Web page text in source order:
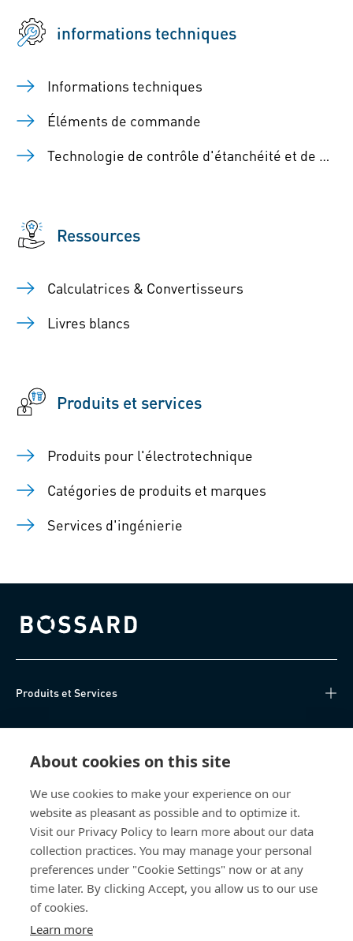
About cookies on this site
We use cookies to make your experience on our
website as pleasant as possible and to optimize it.
Visit our Privacy Policy to learn more about our data
collection practices. You may manage your personal
preferences under "Cookie Settings" now or at any
time later. By clicking Accept, you allow us to our use
of cookies.
Learn more
informations techniques
Informations techniques
Éléments de commande
Technologie de contrôle d'étanchéité et de débit
Ressources
Calculatrices & Convertisseurs
Livres blancs
Produits et services
Produits pour l'électrotechnique
Catégories de produits et marques
Services d'ingénierie
Bossard homepage
Produits et Services
Centre de connaissances
Qui sommes-nous
Bossard France
14, rue des Tuileries
67460 Souffelweyersheim